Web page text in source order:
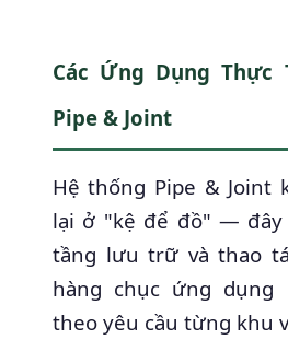
Các Ứng Dụng Thực
Pipe & Joint
Hệ thống Pipe & Joint
lại ở "kệ để đồ" — đây
tầng lưu trữ và thao
hàng chục ứng dụng
theo yêu cầu từng khu